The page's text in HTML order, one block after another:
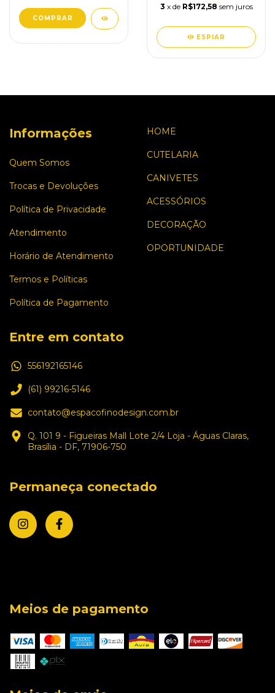
3 x de R$172,58 sem juros
ESPIAR
Informações
Quem Somos
Trocas e Devoluções
Política de Privacidade
Atendimento
Horário de Atendimento
Termos e Políticas
Política de Pagamento
HOME
CUTELARIA
CANIVETES
ACESSÓRIOS
DECORAÇÃO
OPORTUNIDADE
Entre em contato
556192165146
(61) 99216-5146
contato@espacofinodesign.com.br
Q. 101 9 - Figueiras Mall Lote 2/4 Loja - Águas Claras,
Brasília - DF, 71906-750
Permaneça conectado
Meios de pagamento